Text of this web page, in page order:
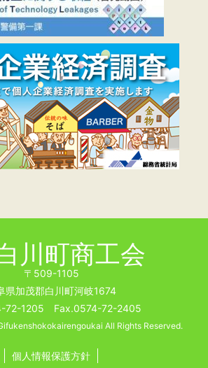
川町商工会
〒509-1105
県加茂郡白川町河岐1674
72-1205 Fax.0574-72-2405
All Rights Reserved.
個人情報保護方針